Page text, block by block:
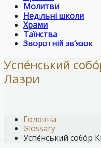
Молитви
Недільні школи
Храми
Таїнства
Зворотній зв’язок
Успе́нський
Лаври
Головна
Glossary
Успе́нський собо́р